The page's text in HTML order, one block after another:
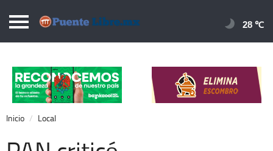
Puentelibre.mx
Local
Nacional
Opinión
Cronos
28 ℃
Inicio Local